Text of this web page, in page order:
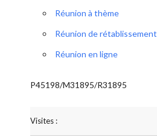
Réunion à thème
Réunion de rétablissement
Réunion en ligne
P45198/M31895/R31895
Visites :